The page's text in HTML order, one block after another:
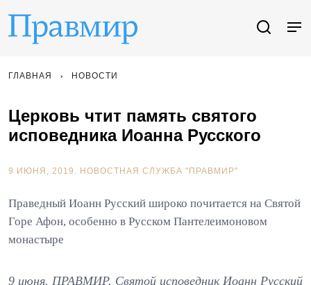
ГЛАВНАЯ НОВОСТИ
Церковь чтит память святого
исповедника Иоанна Русского
9 ИЮНЯ, 2019. НОВОСТНАЯ СЛУЖБА "ПРАВМИР"
Праведный Иоанн Русский широко почитается на Святой
Горе Афон, особенно в Русском Пантелеимоновом
монастыре
9 июня. ПРАВМИР. Святой исповедник Иоанн Русский